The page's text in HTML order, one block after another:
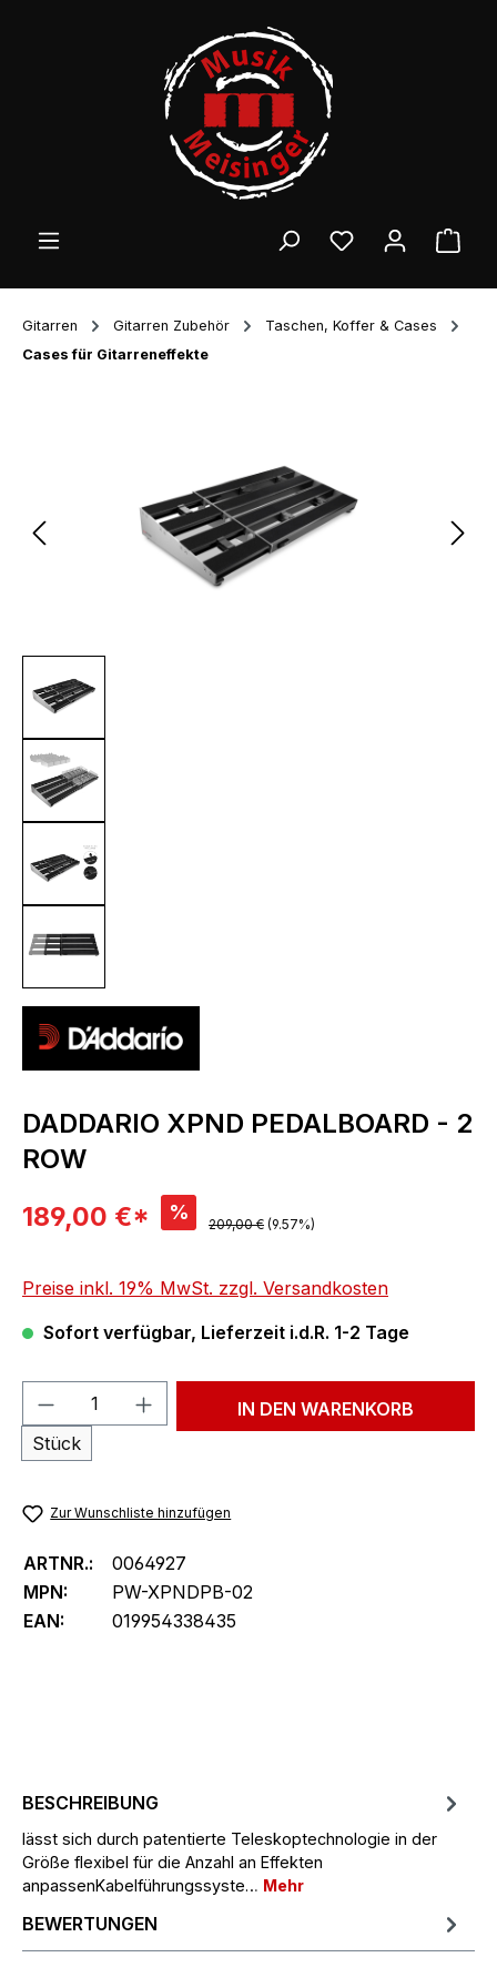
Gitarren Gitarren Zubehör
Taschen, Koffer & Cases
Cases für Gitarreneffekte
DADDARIO XPND PEDALBOARD - 2
ROW
Verkaufspreis:
189,00 €* % Regulärer Preis:
209,00 € (9.57%)
Preise inkl. 19% MwSt. zzgl. Versandkosten
Sofort verfügbar, Lieferzeit i.d.R. 1-2 Tage
Produkt Anzahl: Gib den
Stück
IN DEN WARENKORB
Zur Wunschliste hinzufügen
ARTNR.:
0064927
MPN:
PW-XPNDPB-02
EAN:
019954338435
BESCHREIBUNG
lässt sich durch patentierte Teleskoptechnologie in der
Größe flexibel für die Anzahl an Effekten
anpassenKabelführungssyste… Mehr
BEWERTUNGEN